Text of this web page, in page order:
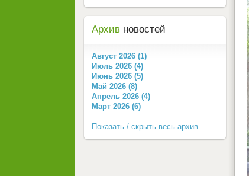
Архив новостей
Август 2026 (1)
Июль 2026 (4)
Июнь 2026 (5)
Май 2026 (8)
Апрель 2026 (4)
Март 2026 (6)
Показать / скрыть весь архив